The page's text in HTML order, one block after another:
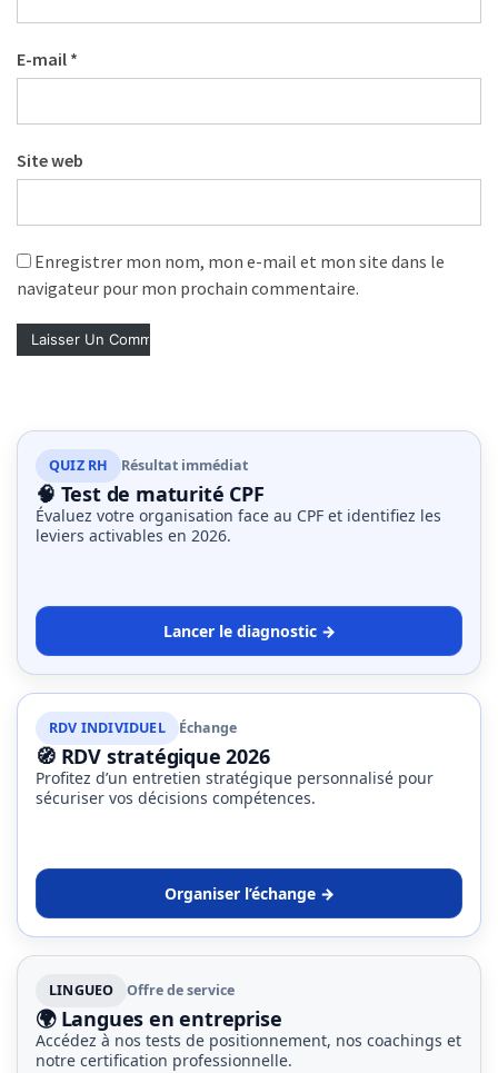
Certification
(28)
E-mail *
Site web
Enregistrer mon nom, mon e-mail et mon site dans le
navigateur pour mon prochain commentaire.
QUIZ RH Résultat immédiat
🧠 Test de maturité CPF
Évaluez votre organisation face au CPF et identifiez les
leviers activables en 2026.
Lancer le diagnostic →
RDV INDIVIDUEL Échange
🧭 RDV stratégique 2026
Profitez d’un entretien stratégique personnalisé pour
sécuriser vos décisions compétences.
Organiser l’échange →
LINGUEO Offre de service
🌍 Langues en entreprise
Accédez à nos tests de positionnement, nos coachings et
notre certification professionnelle.